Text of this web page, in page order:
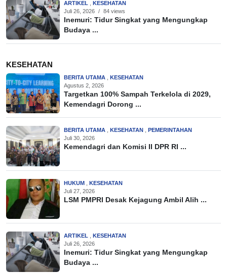
ARTIKEL
KESEHATAN
Juli 26, 2026 / 84 views
Inemuri: Tidur Singkat yang Mengungkap
Budaya ...
KESEHATAN
BERITA UTAMA
KESEHATAN
Agustus 2, 2026
Targetkan 100% Sampah Terkelola di 2029,
Kemendagri Dorong ...
BERITA UTAMA KESEHATAN
PEMERINTAHAN
Juli 30, 2026
Kemendagri dan Komisi II DPR RI ...
HUKUM
KESEHATAN
Juli 27, 2026
LSM PMPRI Desak Kejagung Ambil Alih ...
ARTIKEL
KESEHATAN
Juli 26, 2026
Inemuri: Tidur Singkat yang Mengungkap
Budaya ...